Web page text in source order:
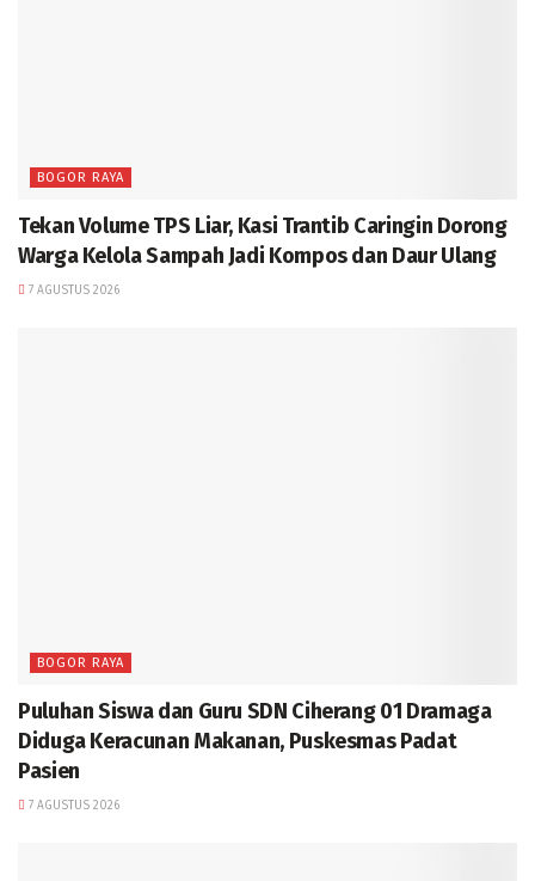
BOGOR RAYA
Tekan Volume TPS Liar, Kasi Trantib Caringin Dorong
Warga Kelola Sampah Jadi Kompos dan Daur Ulang
7 AGUSTUS 2026
BOGOR RAYA
Puluhan Siswa dan Guru SDN Ciherang 01 Dramaga
Diduga Keracunan Makanan, Puskesmas Padat
Pasien
7 AGUSTUS 2026